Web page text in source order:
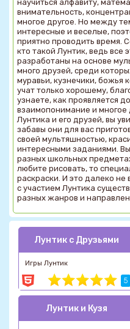
научиться алфавиту,
внимательность,
многое другое. Но между
интересные и веселые,
приятно проводить время.
кто такой Лунтик, ведь все
разработаны на основе
много друзей, среди
муравьи, кузнечики, божья
учат только хорошему,
узнаете, как проявляется
взаимопонимание и многое
Лунтика и его друзей, вы
забавы они для вас
своей мультяшностью,
интересными заданиями.
разных школьных
любите рисовать, то
раскраски. И это далеко не
с участием Лунтика
разных жанров и
Лунтик с Друзьями
Игры Лунтик
5
Лунтик и Кузя